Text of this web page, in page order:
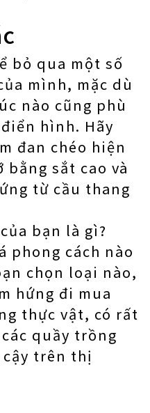
bỏ qua một số
mình, mặc dù
nào cũng phù
hình. Hãy
đan chéo hiện
bằng sắt cao và
từ cầu thang
bạn là gì?
phong cách nào
chọn loại nào,
hứng đi mua
thực vật, có rất
quầy trồng
cậy trên thị